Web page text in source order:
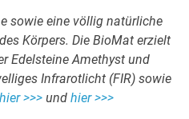
sowie eine völlig natürliche
Körpers. Die BioMat erzielt
Edelsteine Amethyst und
Infrarotlicht (FIR) sowie
hier >>> und hier >>>